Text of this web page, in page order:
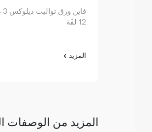
12 لفّة
المزيد
المزيد من الوصفات